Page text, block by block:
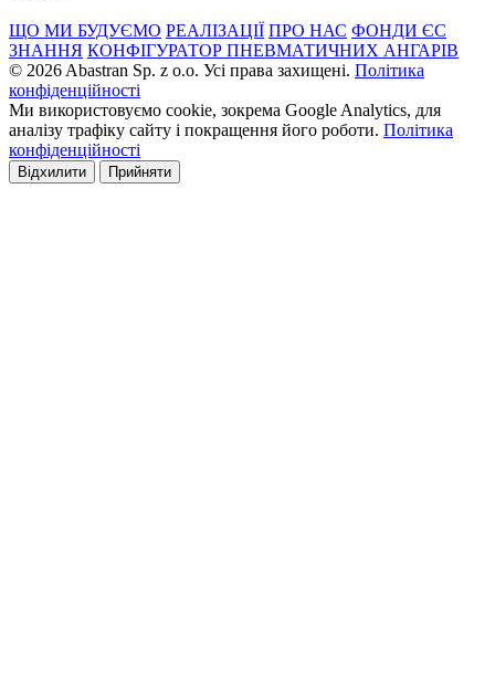
ЩО МИ БУДУЄМО РЕАЛІЗАЦІЇ ПРО НАС ФОНДИ ЄС
ЗНАННЯ КОНФІГУРАТОР ПНЕВМАТИЧНИХ АНГАРІВ
© 2026 Abastran Sp. z o.o. Усі права захищені. Політика
конфіденційності
Ми використовуємо cookie, зокрема Google Analytics, для
аналізу трафіку сайту і покращення його роботи. Політика
конфіденційності
Відхилити Прийняти